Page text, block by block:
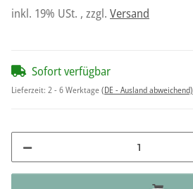
inkl. 19% USt. , zzgl. Versand
Sofort verfügbar
Lieferzeit: 2 - 6 Werktage(DE - Ausland abweichend)